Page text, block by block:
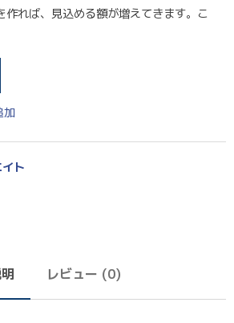
作れば、見込める額が増えてきます。こ
加
ト
レビュー (0)